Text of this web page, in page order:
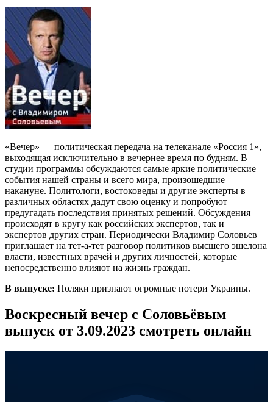
«Вечер» — политическая передача на телеканале «Россия 1»,
выходящая исключительно в вечернее время по будням. В
студии программы обсуждаются самые яркие политические
события нашей страны и всего мира, произошедшие
накануне. Политологи, востоковеды и другие эксперты в
различных областях дадут свою оценку и попробуют
предугадать последствия принятых решений. Обсуждения
происходят в кругу как российских экспертов, так и
экспертов других стран. Периодически Владимир Соловьев
приглашает на тет-а-тет разговор политиков высшего эшелона
власти, известных врачей и других личностей, которые
непосредственно влияют на жизнь граждан.
В выпуске: Поляки признают огромные потери Украины.
Воскресный вечер с Соловьёвым
выпуск от 3.09.2023 смотреть онлайн